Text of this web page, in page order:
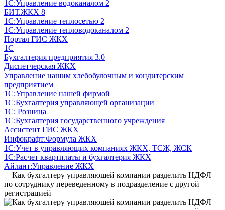
1С:Управление водоканалом 2
БИТ.ЖКХ 8
1С:Управление теплосетью 2
1С:Управление тепловодоканалом 2
Портал ГИС ЖКХ
1С
Бухгалтерия предприятия 3.0
Диспетчерская ЖКХ
Управление нашим хлебобулочным и кондитерским
предприятием
1С:Управление нашей фирмой
1С:Бухгалтерия управляющей организации
1С: Розница
1С:Бухгалтерия государственного учреждения
Ассистент ГИС ЖКХ
Инфокрафт:Формула ЖКХ
1С:Учет в управляющих компаниях ЖКХ, ТСЖ, ЖСК
1С:Расчет квартплаты и бухгалтерия ЖКХ
Айлант:Управление ЖКХ
—Как бухгалтеру управляющей компании разделить НДФЛ
по сотруднику переведенному в подразделение с другой
регистрацией